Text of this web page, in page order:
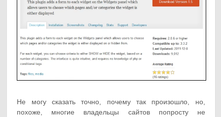
Не могу сказать точно, почему так произошло, но,
похоже, многие владельцы сайтов попросту не